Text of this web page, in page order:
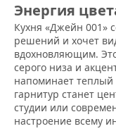
Энергия
Кухня «Джейн 001»
решений и хочет
вдохновляющим.
серого низа и
напоминает теплый
гарнитур станет
студии или
настроение всему